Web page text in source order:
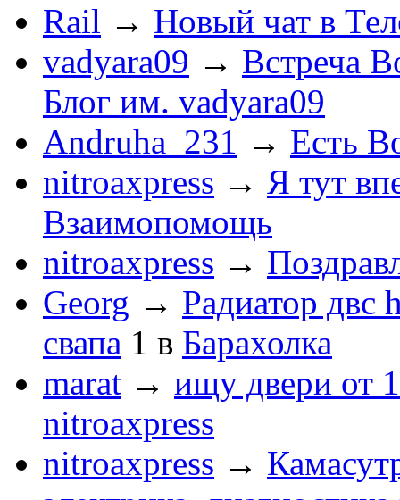
Rail → Новый чат в
vadyara09 → Встреча
Блог им. vadyara09
Andruha_231 → Есть
nitroaxpress → Я тут
Взаимопомощь
nitroaxpress →
Georg → Радиатор двс
свапа 1 в Барахолка
marat → ищу двери от
nitroaxpress
nitroaxpress →